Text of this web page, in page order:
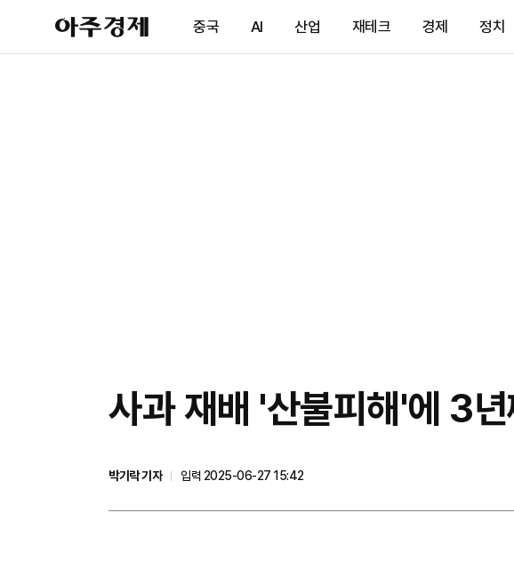
아
주
제
중국 AI 산업 재테크 경제 정치
사과 재배 '산불피해'에 3
박기락 기자
입력 2025-06-27 15:42